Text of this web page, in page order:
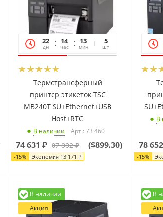
22
дн
14
час
13
мин
19
сек
5
шт
Термотрансферный
принтер этикеток TSC
MB240T SU+Ethernet+USB
Host+RTC
В наличии Арт.: 73 460
74 631 ₽ 87 802₽
-15% Экономия 13 171 ₽
($899.30)
В
78 652
-15%
В наличии
Акция
В